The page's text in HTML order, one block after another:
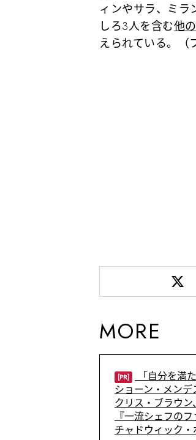
ィンやサラ、ミラ
しろ3人を含む他
えられている。（
MORE
[PR]
「自分を満
ショーン・メン
クリス・ブラウ
『一流シェフの
チャドウィック